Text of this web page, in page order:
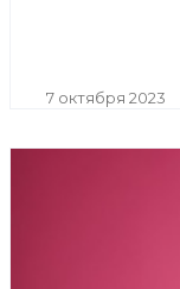
7 октября 2023